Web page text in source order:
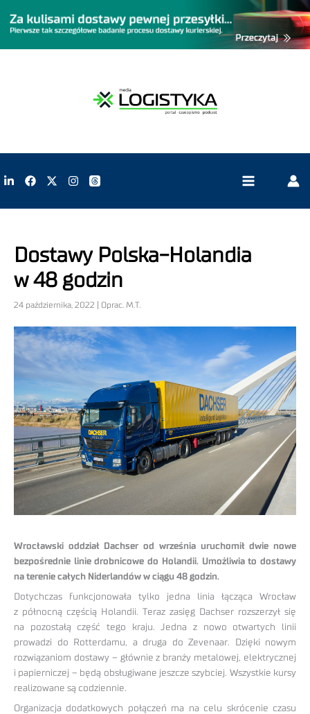
Dostawy Polska-Holandia
w 48 godzin
24 października, 2022 | Oprac. M.T.
Wrocławski oddział Dachser od września uruchomił dwie nowe
bezpośrednie linie drobnicowe do Holandii. Umożliwia to dostawy
na terenie całych Niderlandów w ciągu 48 godzin.
Dotychczas funkcjonowała tylko jedna linia łącząca Wrocław
z północną częścią Holandii. Teraz zasięg Dachser rozszerzył się
na pozostałą część tego kraju. Jedna z nowo otwartych linii
prowadzi do Rotterdamu, a druga do Zevenaar. Dzięki nowym
rozwiązaniom dostawy – głównie z branży metalowej, elektrycznej
i papierniczej – będą obsługiwane jeszcze szybciej. Wszystkie kursy
realizowane są codziennie.
Organizacja dodatkowych połączeń ma na celu skrócenie czasu